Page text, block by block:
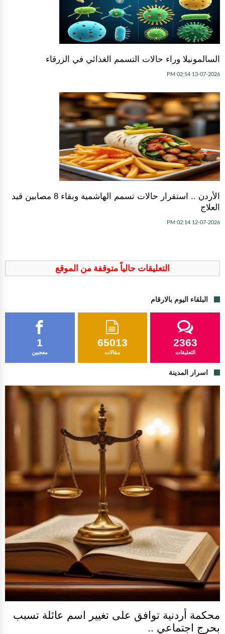
السالمونيلا وراء حالات التسمم الغذائي في الزرقاء
13-07-2026 02:54 PM
الأردن .. استقرار حالات تسمم الهاشمية وبقاء 8 مصابين قيد
العلاج
12-07-2026 02:14 PM
التعليقات حالياً متوقفة من الموقع
البلقاء اليوم بالارقام
1
معجبين
65013
مقالات
2363
التعليقات
اسرار المدينة
محكمة أردنية توافق على تغيير اسم عائلة تسبب
بحرج اجتماعي ..